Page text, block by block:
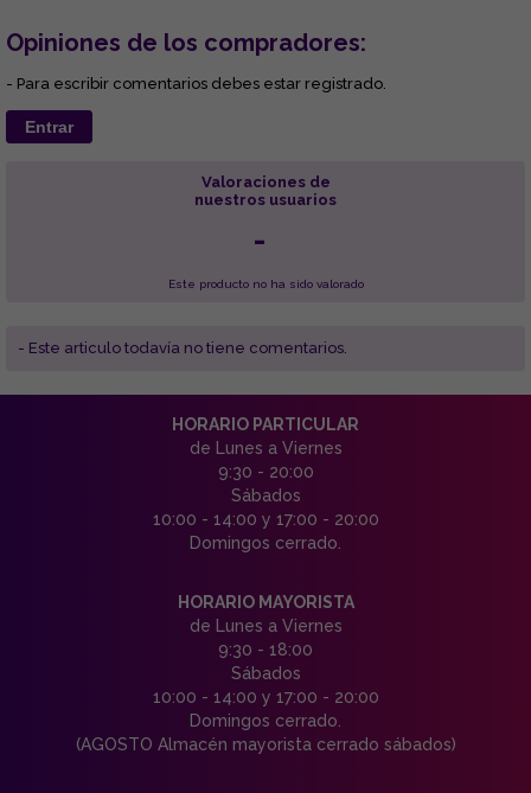
Opiniones de los compradores:
- Para escribir comentarios debes estar registrado.
Entrar
Valoraciones de
nuestros usuarios
-
Este producto no ha sido valorado
- Este articulo todavía no tiene comentarios.
HORARIO PARTICULAR
de Lunes a Viernes
9:30 - 20:00
Sábados
10:00 - 14:00 y 17:00 - 20:00
Domingos cerrado.
HORARIO MAYORISTA
de Lunes a Viernes
9:30 - 18:00
Sábados
10:00 - 14:00 y 17:00 - 20:00
Domingos cerrado.
(AGOSTO Almacén mayorista cerrado sábados)